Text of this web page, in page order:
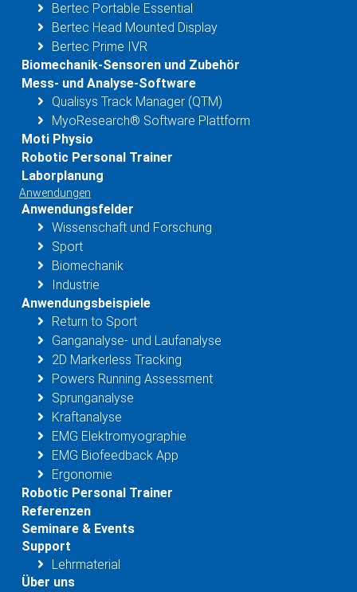
Bertec Portable Essential
Bertec Head Mounted Display
Bertec Prime IVR
Biomechanik-Sensoren und Zubehör
Mess- und Analyse-Software
Qualisys Track Manager (QTM)
MyoResearch® Software Plattform
Moti Physio
Robotic Personal Trainer
Laborplanung
Anwendungen
Anwendungsfelder
Wissenschaft und Forschung
Sport
Biomechanik
Industrie
Anwendungsbeispiele
Return to Sport
Ganganalyse- und Laufanalyse
2D Markerless Tracking
Powers Running Assessment
Sprunganalyse
Kraftanalyse
EMG Elektromyographie
EMG Biofeedback App
Ergonomie
Robotic Personal Trainer
Referenzen
Seminare & Events
Support
Lehrmaterial
Über uns